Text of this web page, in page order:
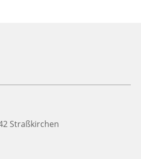
Straßkirchen